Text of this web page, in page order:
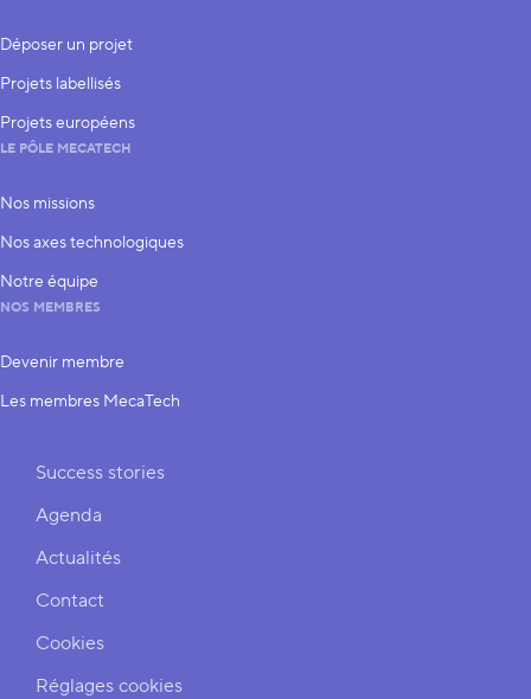
Déposer un projet
Projets labellisés
Projets européens
LE PÔLE MECATECH
Nos missions
Nos axes technologiques
Notre équipe
NOS MEMBRES
Devenir membre
Les membres MecaTech
Liens rapides
Success stories
Agenda
Actualités
Contact
Cookies
Réglages cookies